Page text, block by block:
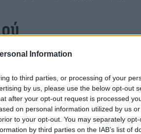
Information
to third parties, or processing of your
by us, please use the below opt-out
after your opt-out request is processed
on personal information utilized by us
to your opt-out. You may separately
by third parties on the IAB’s list of
Είτε στηνπλατφόρμα του